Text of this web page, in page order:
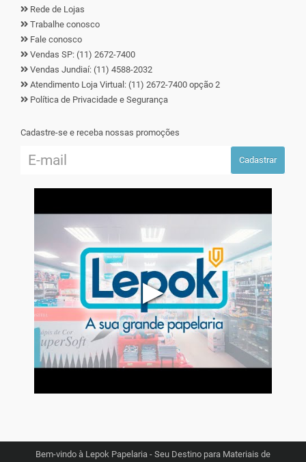
Rede de Lojas
Trabalhe conosco
Fale conosco
Vendas SP: (11) 2672-7400
Vendas Jundiaí: (11) 4588-2032
Atendimento Loja Virtual: (11) 2672-7400 opção 2
Política de Privacidade e Segurança
Cadastre-se e receba nossas promoções
Cadastrar
▶
Bem-vindo à Lepok Papelaria - Seu Destino para Materiais de